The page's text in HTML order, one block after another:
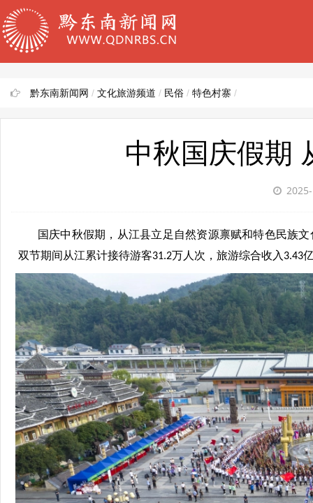
黔东南新闻网 / 文化旅游频道 / 民俗 / 特色村寨 /
中秋国庆假期
国庆中秋假期，从江县立足自然资源禀赋和特色民族
双节期间从江累计接待游客31.2万人次，旅游综合收入 3.43